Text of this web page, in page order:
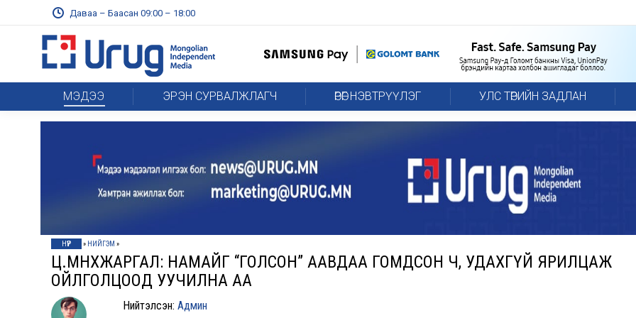
Даваа – Баасан 09:00 – 18:00
МЭДЭЭ ЭРЭН СУРВАЛЖЛАГЧ ӨРӨГ НЭВТРҮҮЛЭГ УЛС ТӨРИЙН ЗАДЛАН
НҮҮР » НИЙГЭМ »
Ц.МӨНХЖАРГАЛ: НАМАЙГ “ГОЛСОН” ААВДАА ГОМДСОН Ч, УДАХГҮЙ ЯРИЛЦАЖ
ОЙЛГОЛЦООД УУЧИЛНА АА
Нийтэлсэн:Админ